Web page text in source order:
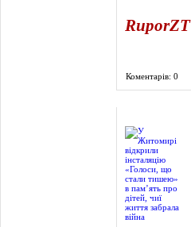
RuporZT
Коментарів: 0